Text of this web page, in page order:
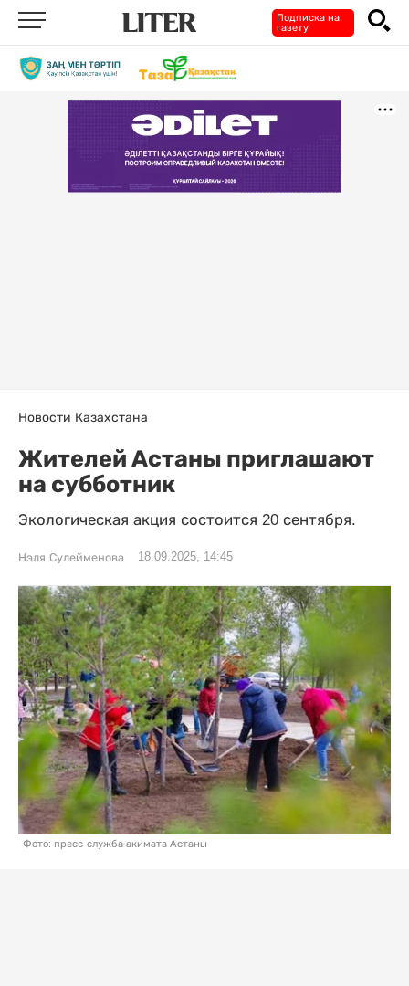
Подписка на
газету
Новости Казахстана
Жителей Астаны приглашают
на субботник
Экологическая акция состоится 20 сентября.
Нэля Сулейменова 18.09.2025, 14:45
Фото: пресс-служба акимата Астаны